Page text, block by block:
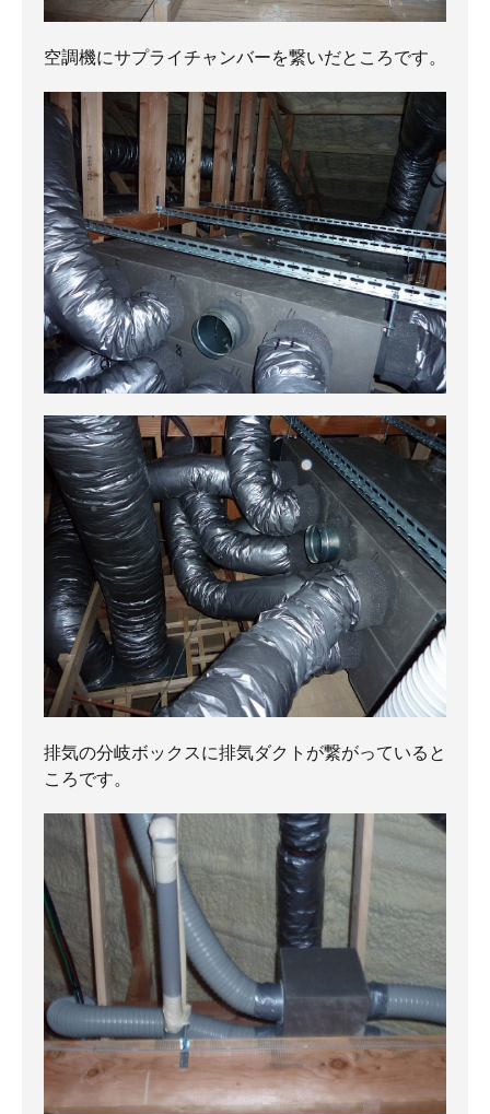
空調機にサプライチャンバーを繋いだところです。
排気の分岐ボックスに排気ダクトが繋がっていると
ころです。